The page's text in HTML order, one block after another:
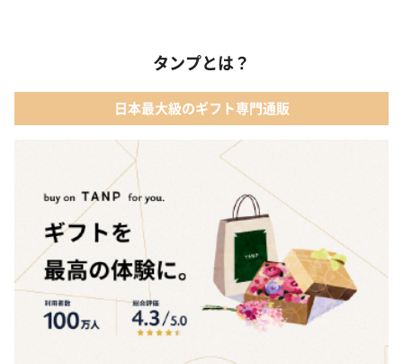
タンプとは？
日本最大級のギフト専門通販